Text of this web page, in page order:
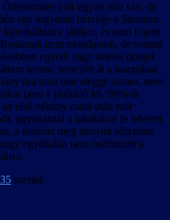
Ötletszinten volt ugyan róla szó, de
egy ingyenes hétvége a Steamen,
kipróbáltam a játékot, és nem fogott
nem mondanám, de semmi
egyedi vagy ötletes dolgot
benne, nem jött át a hangulata,
óra után már eléggé untam, mert
(ami a játékidő kb. 90%-át
az első néhány csata után már
ugyanazzal a taktikával le lehetett
a történet meg annyira súlytalan
egyáltalán nem ösztönzött a
szerint: